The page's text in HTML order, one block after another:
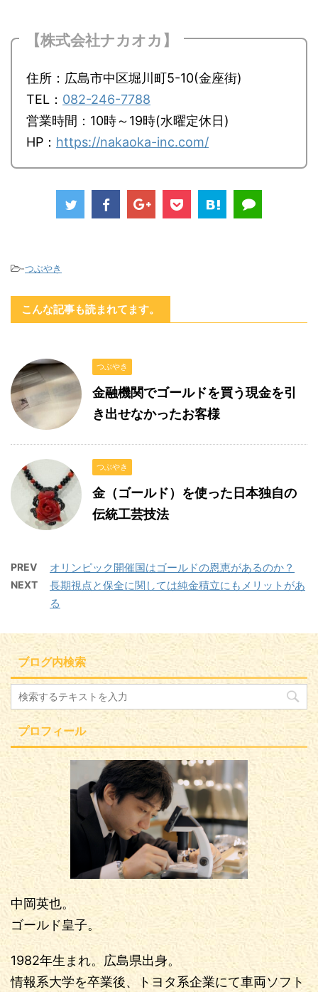
【株式会社ナカオカ】
住所：広島市中区堀川町5-10(金座街)
TEL： 082-246-7788
営業時間：10時～19時(水曜定休日)
HP： https://nakaoka-inc.com/
-つぶやき
こんな記事も読まれてます。
つぶやき
金融機関でゴールドを買う現金を引
き出せなかったお客様
つぶやき
金（ゴールド）を使った日本独自の
伝統工芸技法
PREV オリンピック開催国はゴールドの恩恵があるのか？
NEXT
長期視点と保全に関しては純金積立にもメリットがあ
る
ブログ内検索
プロフィール
中岡英也。
ゴールド皇子。
1982年生まれ。広島県出身。
情報系大学を卒業後、トヨタ系企業にて車両ソフト